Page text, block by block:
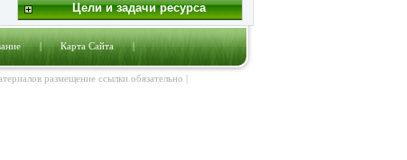
Цели и задачи ресурса
|Карта Сайта|
размещение ссылки обязательно |